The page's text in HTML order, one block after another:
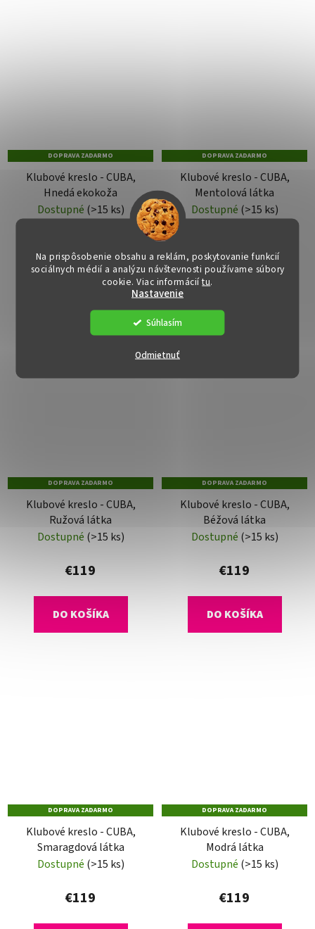
Na prispôsobenie obsahu a reklám, poskytovanie funkcií
sociálnych médií a analýzu návštevnosti používame súbory
cookie. Viac informáciítu.
Nastavenie
Odmietnuť
Súhlasím
DOPRAVA ZADARMO
Klubové kreslo - CUBA,
Hnedá ekokoža
Dostupné (>15 ks)
DO KOŠÍKA
DOPRAVA ZADARMO
Klubové kreslo - CUBA,
Mentolová látka
Dostupné (>15 ks)
DO KOŠÍKA
DOPRAVA ZADARMO
Klubové kreslo - CUBA,
Ružová látka
Dostupné (>15 ks)
€119
DO KOŠÍKA
DOPRAVA ZADARMO
Klubové kreslo - CUBA,
Béžová látka
Dostupné (>15 ks)
€119
DO KOŠÍKA
DOPRAVA ZADARMO
Klubové kreslo - CUBA,
Smaragdová látka
Dostupné (>15 ks)
€119
DOPRAVA ZADARMO
Klubové kreslo - CUBA,
Modrá látka
Dostupné (>15 ks)
€119